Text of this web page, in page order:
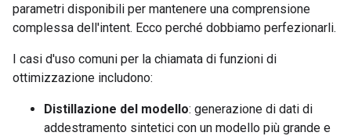
parametri disponibili per mantenere una comprensione
complessa dell'intent. Ecco perché dobbiamo perfezionarli.
I casi d'uso comuni per la chiamata di funzioni di
ottimizzazione includono:
Distillazione del modello: generazione di dati di
addestramento sintetici con un modello più grande e